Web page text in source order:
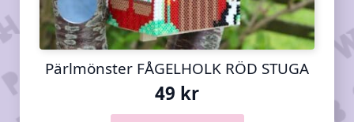
Pärlmönster FÅGELHOLK RÖD STUGA
49 kr